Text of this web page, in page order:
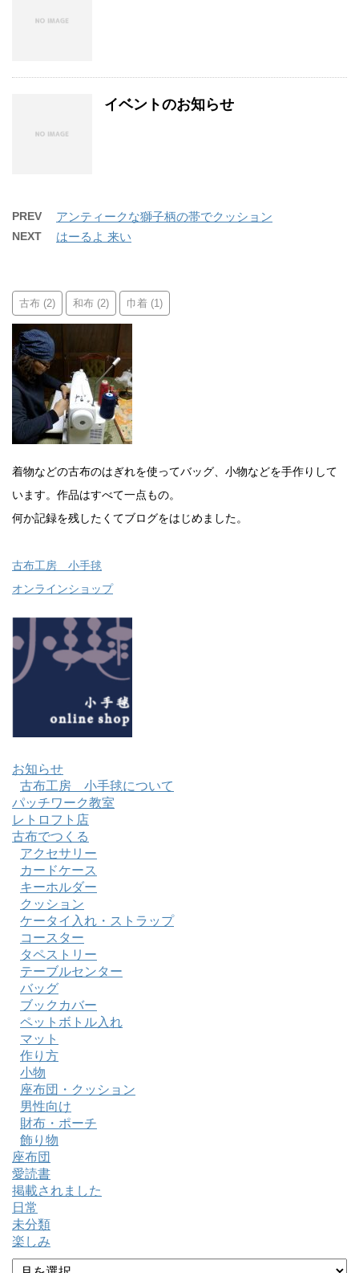
イベントのお知らせ
PREV アンティークな獅子柄の帯でクッション
NEXT はーるよ 来い
古布 (2) 和布 (2) 巾着 (1)
着物などの古布のはぎれを使ってバッグ、小物などを手作りして
います。作品はすべて一点もの。
何か記録を残したくてブログをはじめました。
古布工房 小手毬
オンラインショップ
お知らせ
古布工房 小手毬について
パッチワーク教室
レトロフト店
古布でつくる
アクセサリー
カードケース
キーホルダー
クッション
ケータイ入れ・ストラップ
コースター
タペストリー
テーブルセンター
バッグ
ブックカバー
ペットボトル入れ
マット
作り方
小物
座布団・クッション
男性向け
財布・ポーチ
飾り物
座布団
愛読書
掲載されました
日常
未分類
楽しみ
ア